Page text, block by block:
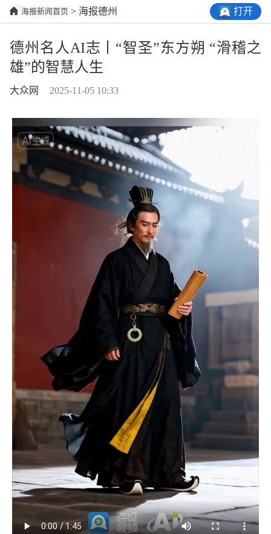
海报新闻首页 > 海报德州 打开
德州名人AI志丨“智圣”东方朔 “滑稽之
雄”的智慧人生
大众网 2025-11-05 10:33